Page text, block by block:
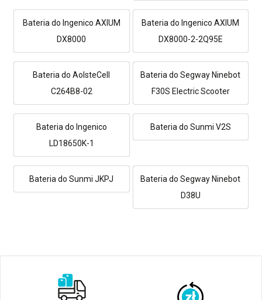
Bateria do Ingenico AXIUM
DX8000
Bateria do Ingenico AXIUM
DX8000-2-2Q95E
Bateria do AolsteCell
C264B8-02
Bateria do Segway Ninebot
F30S Electric Scooter
Bateria do Ingenico
LD18650K-1
Bateria do Sunmi V2S
Bateria do Sunmi JKPJ
Bateria do Segway Ninebot
D38U